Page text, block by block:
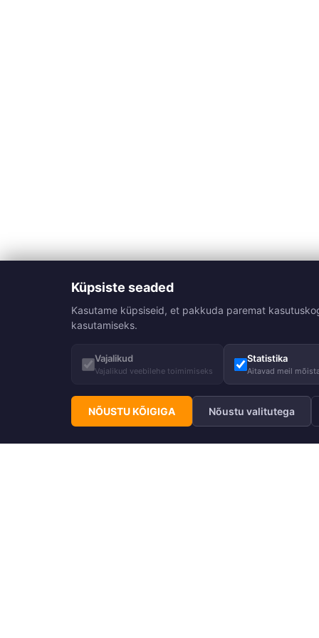
Küpsiste seaded
Kasutame küpsiseid, et pakkuda paremat
kasutamiseks.
Vajalikud
Vajalikud veebilehe toimimiseks
Statistika
Aitavad meil
NÕUSTU KÕIGIGA Nõustu valitutega